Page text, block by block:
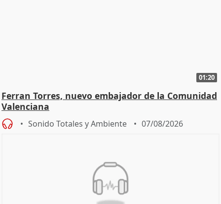
01:20
Ferran Torres, nuevo embajador de la Comunidad
Valenciana
Sonido Totales y Ambiente 07/08/2026